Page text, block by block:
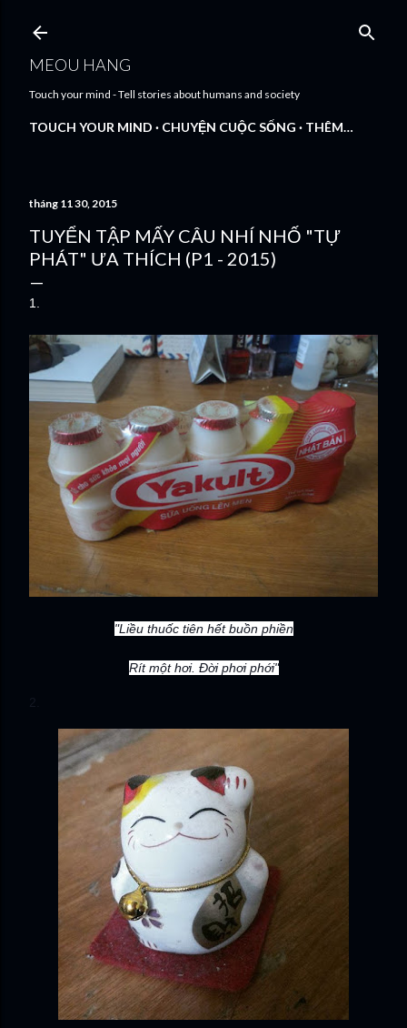
MEOU HANG
Touch your mind - Tell stories about humans and society
TOUCH YOUR MIND CHUYỆN CUỘC SỐNG THÊM…
tháng 11 30, 2015
TUYỂN TẬP MẤY CÂU NHÍ NHỐ "TỰ
PHÁT" ƯA THÍCH (P1 - 2015)
1.
"Liều thuốc tiên hết buồn phiền
Rít một hơi. Đời phơi phới"